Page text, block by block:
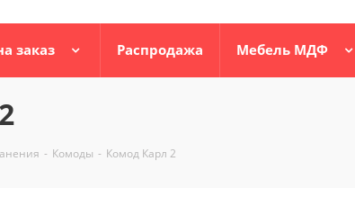
заказ Распродажа Мебель МДФ
- Комоды - Комод Карл 2